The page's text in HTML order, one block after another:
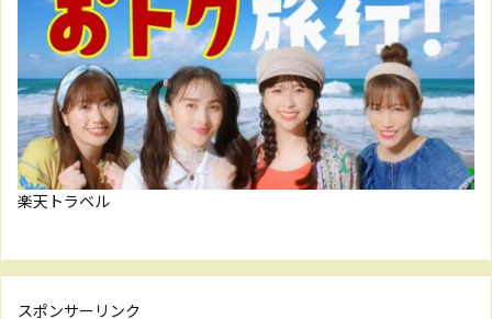
楽天トラベル
スポンサーリンク